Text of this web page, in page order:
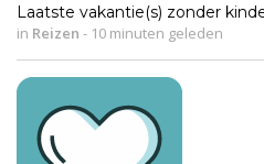
Laatste vakantie(s) zonder
in Reizen - 10 minuten geleden